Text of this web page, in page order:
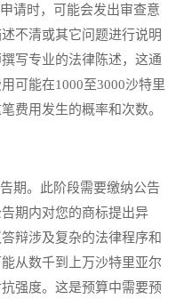
时，可能会发出审查意
不清或其它问题进行说明
写专业的法律陈述，这通
可能在1000至3000沙特里
费用发生的概率和次数。
。此阶段需要缴纳公告
期内对您的商标提出异
辩涉及复杂的法律程序和
从数千到上万沙特里亚尔
强度。这是预算中需要预